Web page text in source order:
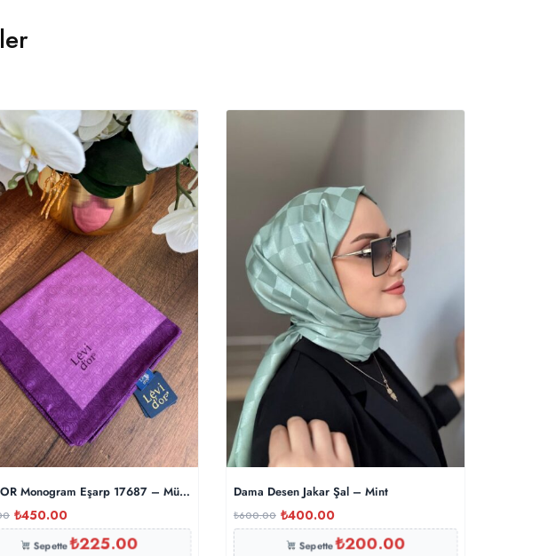
Monogram Eşarp 17687 – Mürdüm
₺450.00
Sepette₺225.00
Dama Desen Jakar Şal – Mint
₺600.00 ₺400.00
Sepette₺200.00